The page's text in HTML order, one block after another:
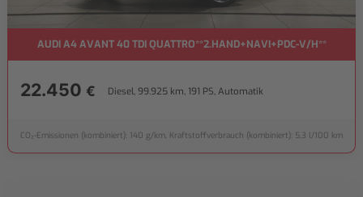
AUDI A4 AVANT 40 TDI QUATTRO**2.HAND+NAVI+PDC-V/H**
22.450 € Diesel, 99.925 km, 191 PS, Automatik
CO₂-Emissionen (kombiniert): 140 g/km, Kraftstoffverbrauch (kombiniert): 5,3 l/100 km